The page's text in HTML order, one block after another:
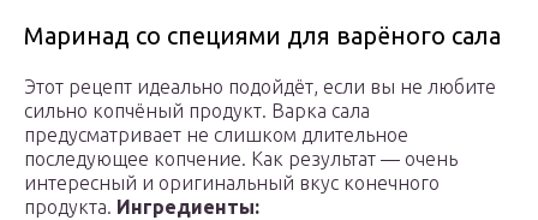
Маринад со специями для варёного сала
Этот рецепт идеально подойдёт, если вы не любите
сильно копчёный продукт. Варка сала
предусматривает не слишком длительное
последующее копчение. Как результат — очень
интересный и оригинальный вкус конечного
продукта. Ингредиенты: